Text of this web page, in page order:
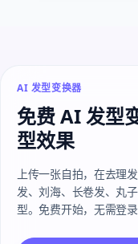
AI 发型变换器
免费 AI 发型
型效果
上传一张自拍，在去理
发、刘海、长卷发、丸
型。免费开始，无需登